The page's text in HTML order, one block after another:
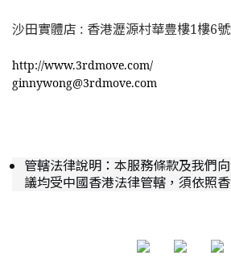
沙田實體店 : 香港瀝源村華豊樓1樓6
http://www.3rdmove.com/
ginnywong@3rdmove.com
管轄法律說明：本服務條款及我們
議均受中國香港法律管轄，須依照